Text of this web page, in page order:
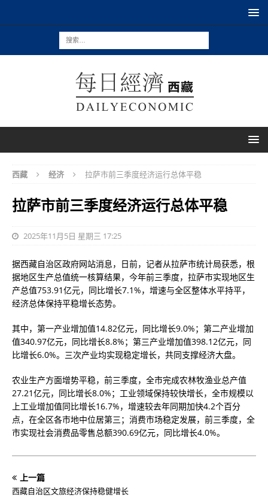
西藏 经济 拉萨市前三季度经济运行总体平稳
拉萨市前三季度经济运行总体平稳
2025年11月5日 星期三 17:25
据西藏自治区政府网站消息，日前，记者从拉萨市统计局获悉，根
据地区生产总值统一核算结果，今年前三季度，拉萨市实现地区生
产总值753.91亿元，同比增长7.1%，增速与全区整体水平持平，
经济总体保持平稳增长态势。
其中，第一产业增加值14.82亿元，同比增长9.0%；第二产业增加
值340.97亿元，同比增长8.8%；第三产业增加值398.12亿元，同
比增长6.0%。三次产业均实现稳定增长，共同支撑经济大盘。
农业生产方面增势平稳，前三季度，全市完成农林牧渔业总产值
27.21亿元，同比增长8.0%；工业领域保持较快增长，全市规模以
上工业增加值同比增长16.7%，增速较去年同期加快4.2个百分
点，在全区各市地中位居第三；消费市场稳定发展，前三季度，全
市实现社会消费品零售总额390.69亿元，同比增长4.0%。
上一篇
西藏自治区文旅经济保持稳健增长